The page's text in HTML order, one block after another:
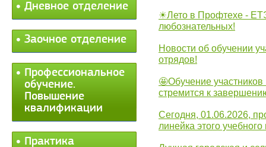
Дневное отделение
Заочное отделение
Профессиональное
обучение.
Повышение
квалификации
Практика
☀Лето в Профтехе -
любознательных!
Новости об обучении
отрядов!
🤩Обучение участников
стремится к
Сегодня, 01.06.2026,
линейка этого учебного